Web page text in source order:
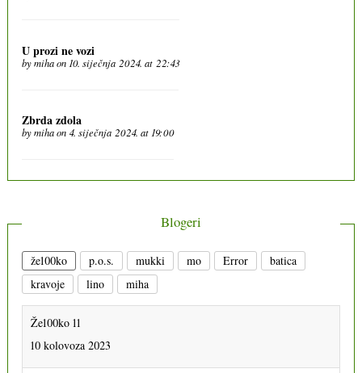
U prozi ne vozi
bymihaon 10. siječnja 2024. at 22:43
Zbrda zdola
bymihaon 4. siječnja 2024. at 19:00
Blogeri
že100ko p.o.s. mukki mo Error
batica
kravoje
lino miha
Že100ko 11
10 kolovoza 2023